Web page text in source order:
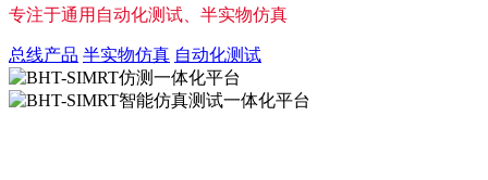
专注于通用自动化测试、半实物仿真
总线产品 半实物仿真 自动化测试